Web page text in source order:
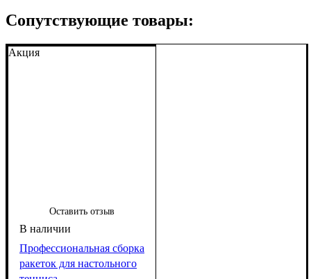
Сопутствующие товары:
Акция
Оставить отзыв
Профессиональная сборка
ракеток для настольного